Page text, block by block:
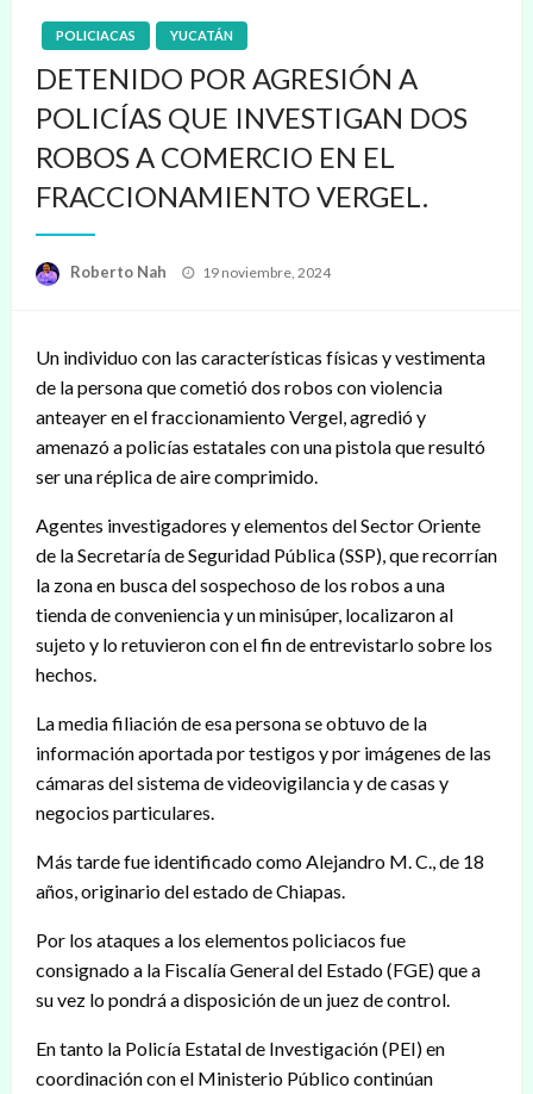
POLICIACAS YUCATÁN
DETENIDO POR AGRESIÓN A
POLICÍAS QUE INVESTIGAN DOS
ROBOS A COMERCIO EN EL
FRACCIONAMIENTO VERGEL.
Roberto Nah
Publicado
19 noviembre, 2024
Un individuo con las características físicas y vestimenta
de la persona que cometió dos robos con violencia
anteayer en el fraccionamiento Vergel, agredió y
amenazó a policías estatales con una pistola que resultó
ser una réplica de aire comprimido.
Agentes investigadores y elementos del Sector Oriente
de la Secretaría de Seguridad Pública (SSP), que recorrían
la zona en busca del sospechoso de los robos a una
tienda de conveniencia y un minisúper, localizaron al
sujeto y lo retuvieron con el fin de entrevistarlo sobre los
hechos.
La media filiación de esa persona se obtuvo de la
información aportada por testigos y por imágenes de las
cámaras del sistema de videovigilancia y de casas y
negocios particulares.
Más tarde fue identificado como Alejandro M. C., de 18
años, originario del estado de Chiapas.
Por los ataques a los elementos policiacos fue
consignado a la Fiscalía General del Estado (FGE) que a
su vez lo pondrá a disposición de un juez de control.
En tanto la Policía Estatal de Investigación (PEI) en
coordinación con el Ministerio Público continúan